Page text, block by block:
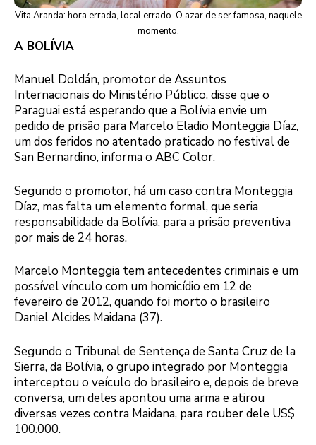
Vita Aranda: hora errada, local errado. O azar de ser famosa, naquele
momento.
A BOLÍVIA
Manuel Doldán, promotor de Assuntos
Internacionais do Ministério Público, disse que o
Paraguai está esperando que a Bolívia envie um
pedido de prisão para Marcelo Eladio Monteggia Díaz,
um dos feridos no atentado praticado no festival de
San Bernardino, informa o ABC Color.
Segundo o promotor, há um caso contra Monteggia
Díaz, mas falta um elemento formal, que seria
responsabilidade da Bolívia, para a prisão preventiva
por mais de 24 horas.
Marcelo Monteggia tem antecedentes criminais e um
possível vínculo com um homicídio em 12 de
fevereiro de 2012, quando foi morto o brasileiro
Daniel Alcides Maidana (37).
Segundo o Tribunal de Sentença de Santa Cruz de la
Sierra, da Bolívia, o grupo integrado por Monteggia
interceptou o veículo do brasileiro e, depois de breve
conversa, um deles apontou uma arma e atirou
diversas vezes contra Maidana, para rouber dele US$
100.000.